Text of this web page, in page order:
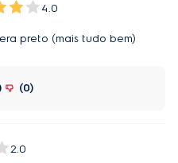
em cortes finos e
4 receitas
4.0
preto (mais tudo bem)
0
2.0